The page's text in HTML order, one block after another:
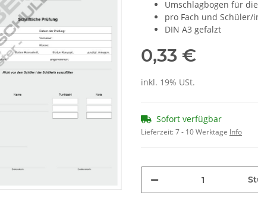
Umschlagbogen für
pro Fach und Schüler/
DIN A3 gefalzt
0,33 €
inkl. 19% USt.
Sofort verfügbar
Lieferzeit:7 - 10 Werktage Info